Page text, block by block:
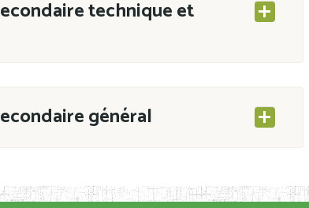
technique et
général
CAB du 21 mars 2011 portant ouverture